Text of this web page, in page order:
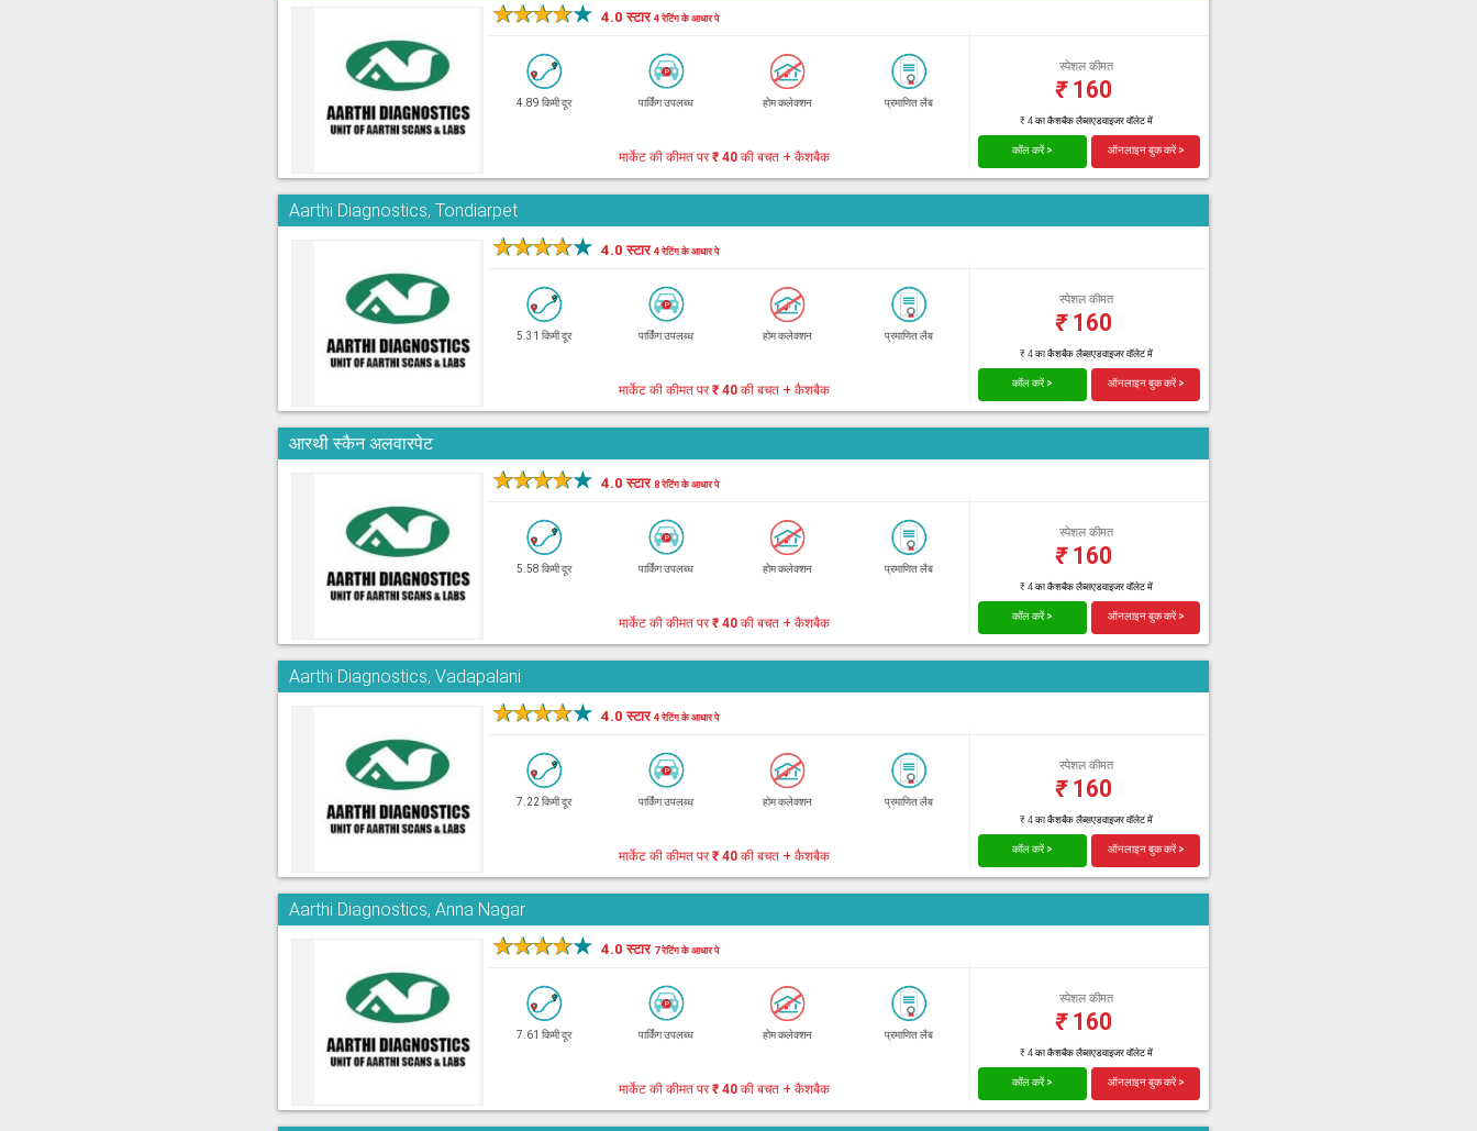
★★★★★ 4.0 स्टार4 रेटिंग के आधार पे
4.89 किमी दूर पार्किंग उपलब्ध होम कलेक्शन प्रमाणित लैब
स्पेशल कीमत
₹160
₹ 4 का कैशबैक लैब्सएडवाइजर वॉलेट में
मार्केट की कीमत पर₹ 40की बचत + कैशबैक कॉल करें > ऑनलाइन बुक करें >
Aarthi Diagnostics, Tondiarpet
★★★★★ 4.0 स्टार4 रेटिंग के आधार पे
5.31 किमी दूर पार्किंग उपलब्ध होम कलेक्शन प्रमाणित लैब
स्पेशल कीमत
₹160
₹ 4 का कैशबैक लैब्सएडवाइजर वॉलेट में
मार्केट की कीमत पर₹ 40की बचत + कैशबैक कॉल करें > ऑनलाइन बुक करें >
आरथी स्कैन अलवारपेट
★★★★★ 4.0 स्टार8 रेटिंग के आधार पे
5.58 किमी दूर पार्किंग उपलब्ध होम कलेक्शन प्रमाणित लैब
स्पेशल कीमत
₹160
₹ 4 का कैशबैक लैब्सएडवाइजर वॉलेट में
मार्केट की कीमत पर₹ 40की बचत + कैशबैक कॉल करें > ऑनलाइन बुक करें >
Aarthi Diagnostics, Vadapalani
★★★★★ 4.0 स्टार4 रेटिंग के आधार पे
7.22 किमी दूर पार्किंग उपलब्ध होम कलेक्शन प्रमाणित लैब
स्पेशल कीमत
₹160
₹ 4 का कैशबैक लैब्सएडवाइजर वॉलेट में
मार्केट की कीमत पर₹ 40की बचत + कैशबैक कॉल करें > ऑनलाइन बुक करें >
Aarthi Diagnostics, Anna Nagar
★★★★★ 4.0 स्टार 7 रेटिंग के आधार पे
7.61 किमी दूर पार्किंग उपलब्ध होम कलेक्शन प्रमाणित लैब
स्पेशल कीमत
₹160
₹ 4 का कैशबैक लैब्सएडवाइजर वॉलेट में
मार्केट की कीमत पर₹ 40की बचत + कैशबैक कॉल करें > ऑनलाइन बुक करें >